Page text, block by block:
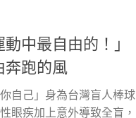
中最自由的！」
奔跑的風
自己」身為台灣盲人棒球
眼疾加上意外導致全盲，